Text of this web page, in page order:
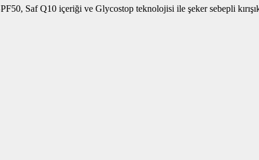
Saf Q10 içeriği ve Glycostop teknolojisi ile şeker sebepli